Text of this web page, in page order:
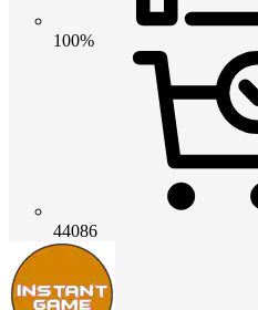
100%
44086